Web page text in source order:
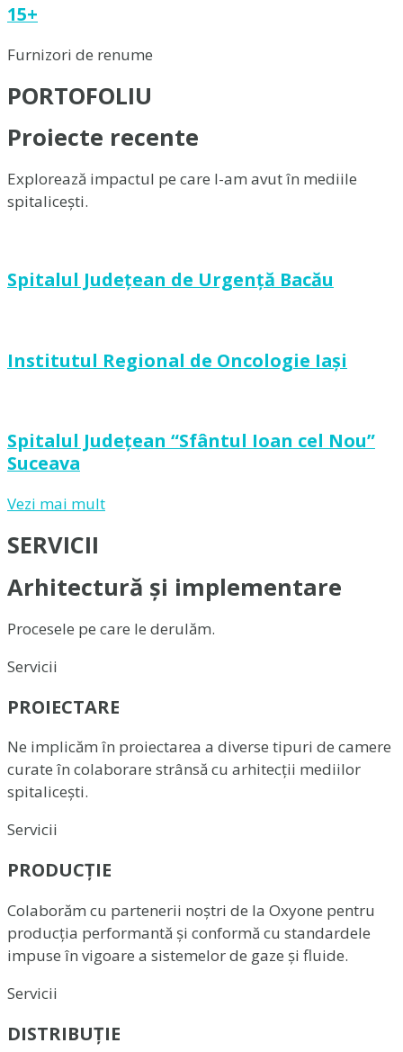
15+
Furnizori de renume
PORTOFOLIU
Proiecte recente
Explorează impactul pe care l-am avut în mediile
spitalicești.
Spitalul Județean de Urgență Bacău
Institutul Regional de Oncologie Iași
Spitalul Județean “Sfântul Ioan cel Nou”
Suceava
Vezi mai mult
SERVICII
Arhitectură și implementare
Procesele pe care le derulăm.
Servicii
PROIECTARE
Ne implicăm în proiectarea a diverse tipuri de camere
curate în colaborare strânsă cu arhitecții mediilor
spitalicești.
Servicii
PRODUCȚIE
Colaborăm cu partenerii noștri de la Oxyone pentru
producția performantă și conformă cu standardele
impuse în vigoare a sistemelor de gaze și fluide.
Servicii
DISTRIBUȚIE